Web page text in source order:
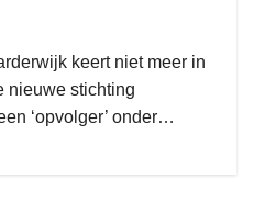
keert niet meer in
nieuwe stichting
‘opvolger’ onder…